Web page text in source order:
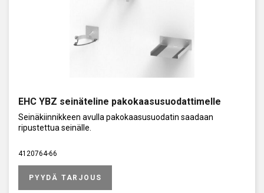
EHC YBZ seinäteline pakokaasusuodattimelle
Seinäkiinnikkeen avulla pakokaasusuodatin saadaan
ripustettua seinälle.
4120764-66
PYYDÄ TARJOUS